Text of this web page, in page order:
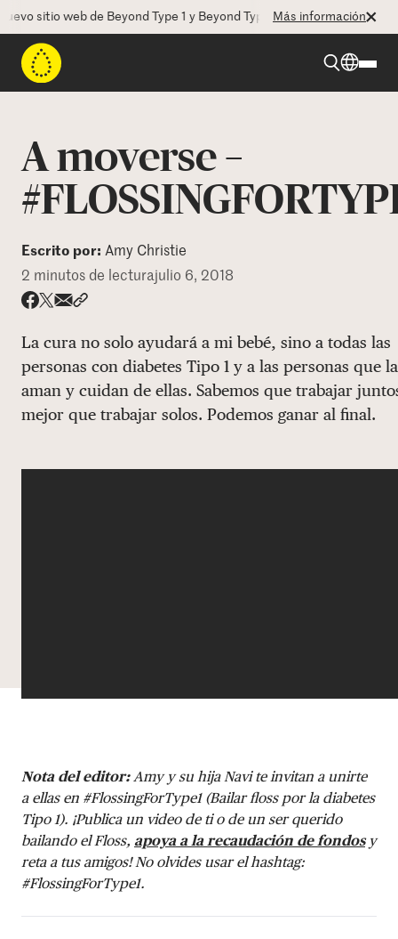
sitio web de Beyond Type 1 y Beyond Type 2! La CEO Deborah
Más información
Programas
Quienes somos
A moverse –
Escrito por: Amy Christie
2 minutos de lecturajulio 6, 2018
La cura no solo ayudará a mi bebé, sino a todas las
personas con diabetes Tipo 1 y a las personas que
aman y cuidan de ellas. Sabemos que trabajar
mejor que trabajar solos. Podemos ganar al final.
Nota del editor:Amy y su hija Navi te invitan a unirte
a ellas en #FlossingForType1 (Bailar floss por la diabetes
Tipo 1). ¡Publica un video de ti o de un ser querido
bailando el Floss, apoya a la recaudación de fondosy
reta a tus amigos! No olvides usar el hashtag:
#FlossingForType1.